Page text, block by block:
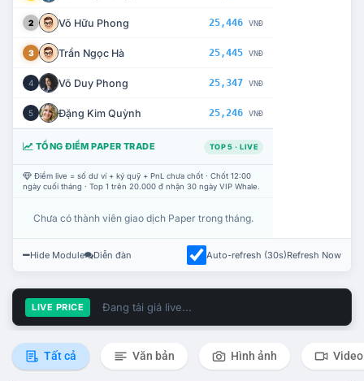
2 Võ Hữu Phong 25,446 VNĐ
3 Trần Ngọc Hà 25,445 VNĐ
4 Võ Duy Phong 25,347 VNĐ
5 Đặng Kim Quỳnh 25,246 VNĐ
TỔNG ĐIỂM PAPER TRADE TOP 5 · LIVE
Điểm live = số dư ví + ký quỹ + PnL chưa chốt · Chốt 12:00
ngày cuối tháng · Top 1 trên 20.000 đ nhận 30 ngày VIP Whale.
Chưa có thành viên giao dịch Paper trong tháng.
Hide Module Diễn đàn Auto-refresh (30s)Refresh Now
LIVE PRICE Đang tải giá live...
Tất cả Văn bản Hình ảnh Video